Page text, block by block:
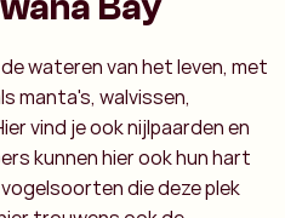
wateren van het leven, met
manta's, walvissen,
vind je ook nijlpaarden en
kunnen hier ook hun hart
die deze plek